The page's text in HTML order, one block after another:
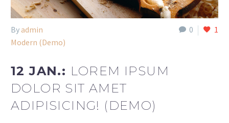
0 1
Byadmin
Modern (Demo)
12 JAN.: LOREM IPSUM
DOLOR SIT AMET
ADIPISICING! (DEMO)